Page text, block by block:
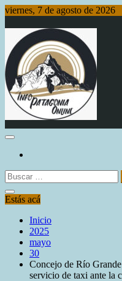
Saltar
contenido
viernes, 7 de agosto de 2026
Info Patagonia Online
Buscar:
Estás acá
Inicio
2025
mayo
30
Concejo de Río
servicio de taxi ante la